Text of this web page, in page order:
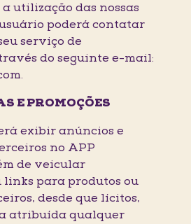
utilização das nossas
poderá contatar
serviço de
do seguinte e-mail:
E PROMOÇÕES
exibir anúncios e
no APP
de veicular
links para produtos ou
desde que lícitos,
atribuída qualquer